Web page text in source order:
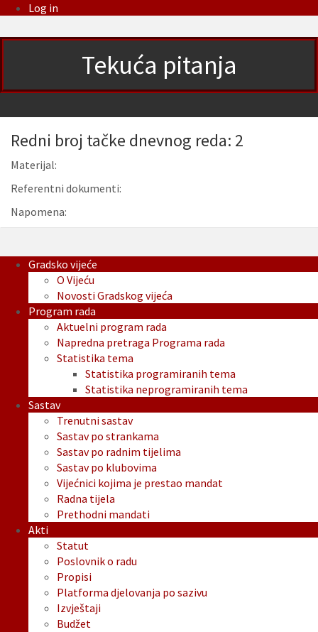
Log in
Tekuća pitanja
Redni broj tačke dnevnog reda: 2
Materijal:
Referentni dokumenti:
Napomena:
Gradsko vijeće
O Vijeću
Novosti Gradskog vijeća
Program rada
Aktuelni program rada
Napredna pretraga Programa rada
Statistika tema
Statistika programiranih tema
Statistika neprogramiranih tema
Sastav
Trenutni sastav
Sastav po strankama
Sastav po radnim tijelima
Sastav po klubovima
Vijećnici kojima je prestao mandat
Radna tijela
Prethodni mandati
Akti
Statut
Poslovnik o radu
Propisi
Platforma djelovanja po sazivu
Izvještaji
Budžet